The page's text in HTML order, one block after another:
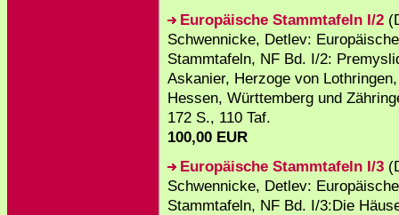
Europäische Stammtafeln I/2
Schwennicke, Detlev: Europäische
Stammtafeln, NF Bd. I/2:
Askanier, Herzoge von
Hessen, Württemberg und
172 S., 110 Taf.
100,00 EUR
Europäische Stammtafeln I/3
Schwennicke, Detlev: Europäische
Stammtafeln, NF Bd. I/3:Die